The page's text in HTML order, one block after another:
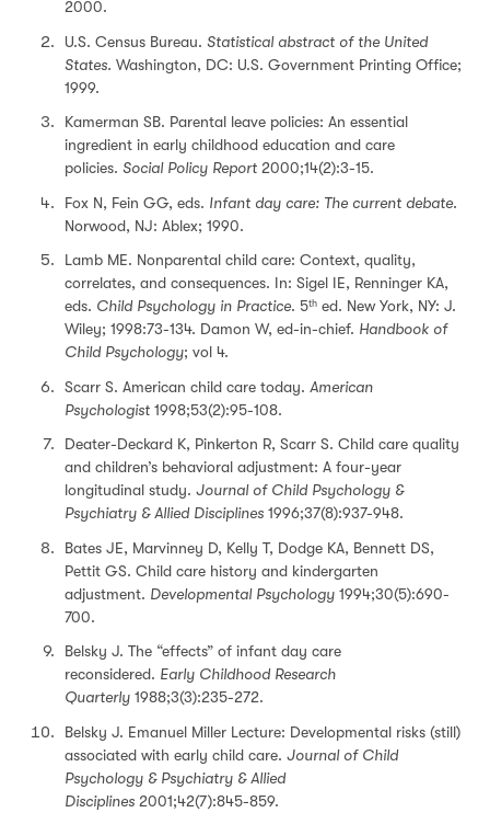
2000.
U.S. Census Bureau. Statistical abstract of the United
States. Washington, DC: U.S. Government Printing Office;
1999.
Kamerman SB. Parental leave policies: An essential
ingredient in early childhood education and care
policies. Social Policy Report 2000;14(2):3-15.
Fox N, Fein GG, eds. Infant day care: The current debate.
Norwood, NJ: Ablex; 1990.
Lamb ME. Nonparental child care: Context, quality,
correlates, and consequences. In: Sigel IE, Renninger KA,
eds. Child Psychology in Practice. 5th ed. New York, NY: J.
Wiley; 1998:73-134. Damon W, ed-in-chief. Handbook of
Child Psychology; vol 4.
Scarr S. American child care today. American
Psychologist 1998;53(2):95-108.
Deater-Deckard K, Pinkerton R, Scarr S. Child care quality
and children’s behavioral adjustment: A four-year
longitudinal study. Journal of Child Psychology &
Psychiatry & Allied Disciplines 1996;37(8):937-948.
Bates JE, Marvinney D, Kelly T, Dodge KA, Bennett DS,
Pettit GS. Child care history and kindergarten
adjustment. Developmental Psychology 1994;30(5):690-
700.
Belsky J. The “effects” of infant day care
reconsidered. Early Childhood Research
Quarterly 1988;3(3):235-272.
Belsky J. Emanuel Miller Lecture: Developmental risks (still)
associated with early child care. Journal of Child
Psychology & Psychiatry & Allied
Disciplines 2001;42(7):845-859.